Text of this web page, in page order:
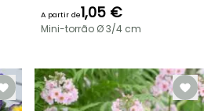
A partir de1,05 €
Mini-torrão Ø 3/4 cm